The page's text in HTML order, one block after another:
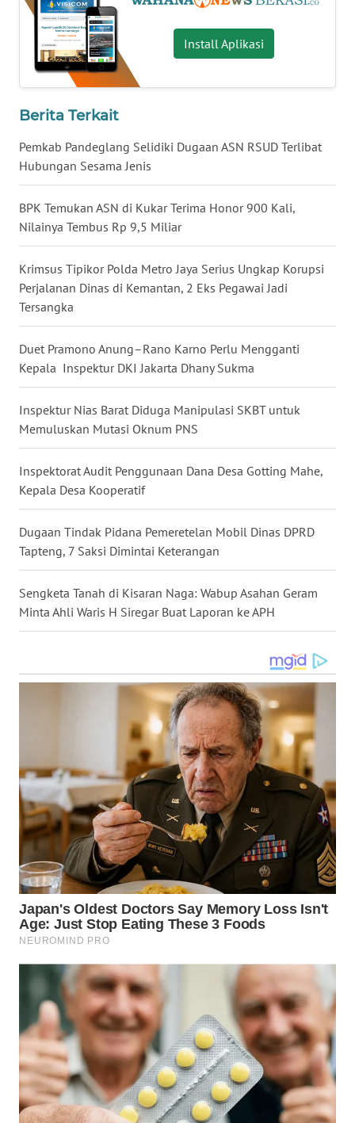
Install Aplikasi
Berita Terkait
Pemkab Pandeglang Selidiki Dugaan ASN RSUD Terlibat
Hubungan Sesama Jenis
BPK Temukan ASN di Kukar Terima Honor 900 Kali,
Nilainya Tembus Rp 9,5 Miliar
Krimsus Tipikor Polda Metro Jaya Serius Ungkap Korupsi
Perjalanan Dinas di Kemantan, 2 Eks Pegawai Jadi
Tersangka
Duet Pramono Anung–Rano Karno Perlu Mengganti
Kepala Inspektur DKI Jakarta Dhany Sukma
Inspektur Nias Barat Diduga Manipulasi SKBT untuk
Memuluskan Mutasi Oknum PNS
Inspektorat Audit Penggunaan Dana Desa Gotting Mahe,
Kepala Desa Kooperatif
Dugaan Tindak Pidana Pemeretelan Mobil Dinas DPRD
Tapteng, 7 Saksi Dimintai Keterangan
Sengketa Tanah di Kisaran Naga: Wabup Asahan Geram
Minta Ahli Waris H Siregar Buat Laporan ke APH
WN
MALUKU
WN
MALUT
WN
DAIRI
WN
DANAU
TOBA
WN
NIAS
WN
LANGKAT
WN
TAPANULI
SELATAN
WN
TANJUNG
LESUNG
WN
KARO
WN
SIMALUNGUN
WN
LABUHANBATU
TENGAH
WN DELI
SERDANG
WN
TEBING
TINGGI
WN
WN
KARAWANG
WN
BEKASI
WN